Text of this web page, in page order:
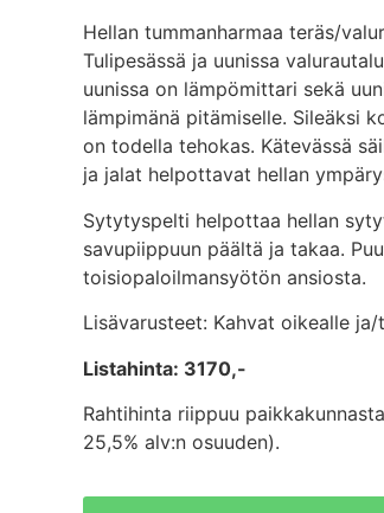
Hellan tummanharmaa teräs/
Tulipesässä ja uunissa
uunissa on lämpömittari sekä
lämpimänä pitämiselle. Sileäksi
on todella tehokas. Kätevässä
ja jalat helpottavat hellan
Sytytyspelti helpottaa hellan
savupiippuun päältä ja takaa.
toisiopaloilmansyötön ansiosta.
Lisävarusteet: Kahvat oikealle
Listahinta: 3170,-
Rahtihinta riippuu
25,5% alv:n osuuden).